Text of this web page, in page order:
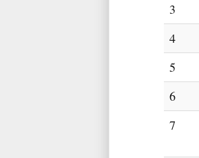
3
4
5
6
7